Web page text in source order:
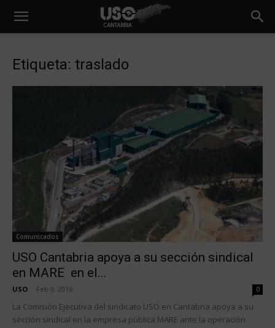
Etiqueta: traslado
Comunicados
USO Cantabria apoya a su sección sindical
en MARE en el...
USO Feb 9, 2016 0
La Comisión Ejecutiva del sindicato USO en Cantabria apoya a su
sección sindical en la empresa pública MARE ante la operación